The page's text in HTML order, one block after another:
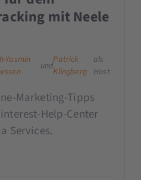
mit Neele
Yasmin
und
Patrick
Klingberg
als
Host
Marketing-Tipps
Help-Center
Services.